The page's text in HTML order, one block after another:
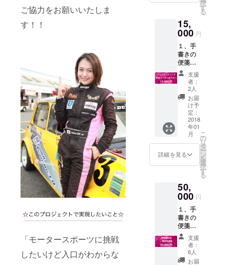
ご協力をお願いいたしま
す！！
「モータースポーツに挑戦
したいけど入口がわからな
レース
ン姿
×1、ラ
ンダム
×1 ４、
ファン
ミー
ティン
グ参加
権利：
2018年
2月頃開
催予定
択
す
る
15,
000 円
１、手
書きの
便箋の
御礼
メッ
セージ
２、お
礼動
画：1分
程度
３、写
真3枚：
レー
サー姿
×1、
レース
ン姿
×1、ラ
ンダム
×1 ４、
ファン
ミー
ティン
グ参加
権利：
2018年
支援
者：
2人
お届
け予
定：
2018
年01
月
詳細を見る
こ
の
リ
タ
ー
ン
を
選
択
す
る
50,
000 円
１、手
書きの
便箋の
御礼
メッ
セージ
２、お
支援
者：
6人
お届